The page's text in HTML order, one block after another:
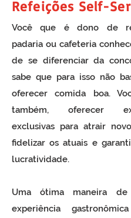
Refeições Self-
Você que é dono de
padaria ou cafeteria
de se diferenciar da
sabe que para isso não
oferecer comida boa.
também, oferecer
exclusivas para atrair
fidelizar os atuais e
lucratividade.
Uma ótima maneira
experiência